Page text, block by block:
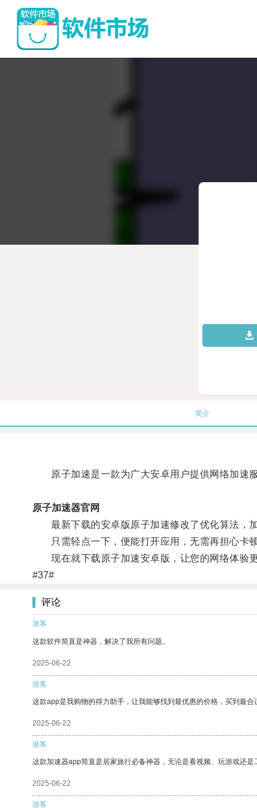
简介
原子加速是一款为广大安卓用户提供网络加速服
原子加速器官网
最新下载的安卓版原子加速修改了优化算法，加
只需轻点一下，便能打开应用，无需再担心卡顿
现在就下载原子加速安卓版，让您的网络体验更
#37#
评论
游客
这款软件简直是神器，解决了我所有问题。
2025-06-22
游客
这款app是我购物的得力助手，让我能够找到最优惠的价格，买到最合
2025-06-22
游客
这款加速器app简直是居家旅行必备神器，无论是看视频、玩游戏还
2025-06-22
游客